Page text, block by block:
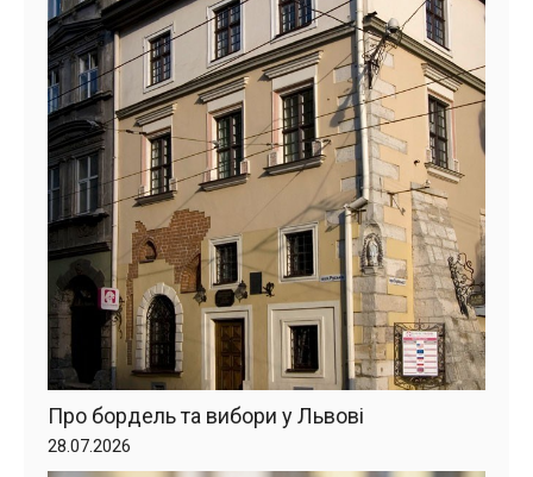
Про бордель та вибори у Львові
28.07.2026